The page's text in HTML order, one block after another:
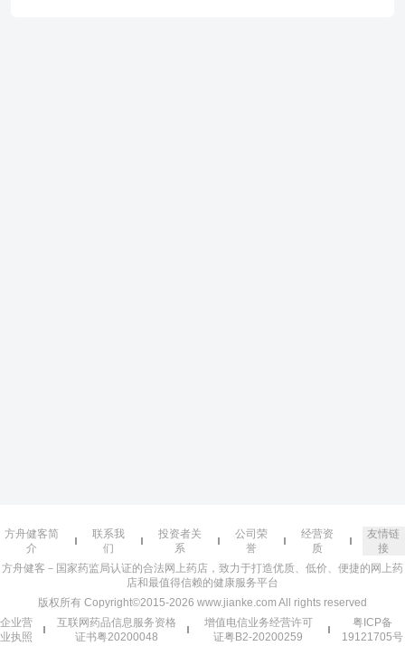
方舟健客简
介
联系我
们
投资者关
系
公司荣
誉
经营资
质
友情链
接
方舟健客－国家药监局认证的合法网上药店，致力于打造优质、低价、便捷的网上药
店和最值得信赖的健康服务平台
版权所有 Copyright©2015-2026 www.jianke.com All rights reserved
企业营
业执照
互联网药品信息服务资格
证书粤20200048
增值电信业务经营许可
证粤B2-20200259
粤ICP备
19121705号